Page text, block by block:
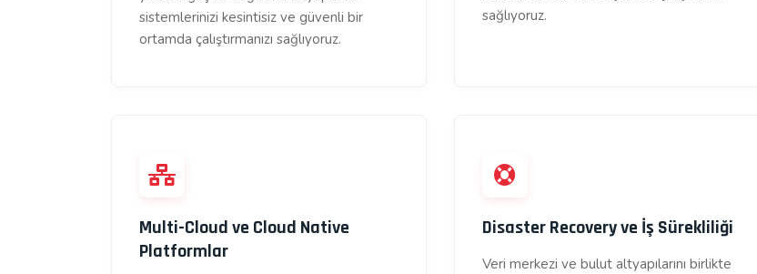
sistemlerinizi kesintisiz ve güvenli bir
ortamda çalıştırmanızı sağlıyoruz.
sağlıyoruz.
Multi-Cloud ve Cloud Native
Platformlar
Disaster Recovery ve İş Sürekliliği
Veri merkezi ve bulut altyapılarını birlikte